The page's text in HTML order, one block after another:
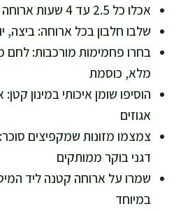
אכלו כל 2.5 עד 4 שעות ארוחה קטנה או בינונית
שלבו חלבון בכל ארוחה: ביצה,
בחרו פחמימות מורכבות: לחם
מלא, כוסמת
הוסיפו שומן איכותי במינון
אגוזים
צמצמו מזונות שמקפיצים
דגני בוקר ממותקים
שמרו על ארוחה קטנה ליד
במיוחד